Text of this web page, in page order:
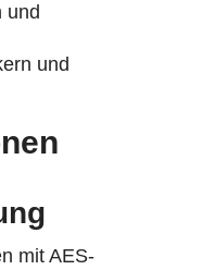
und
und
mit AES-